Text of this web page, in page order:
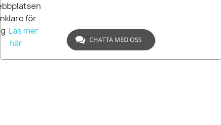
© 2026 Extra Pro
för
Läs mer
här
CHATTA MED OSS